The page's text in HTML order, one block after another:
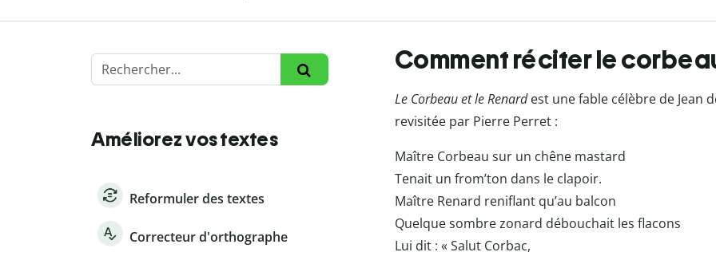
Améliorez vos textes
Reformuler des textes
Correcteur d'orthographe
Comment réciter le
Le Corbeau et le Renardest une fable célèbre de Jean
revisitée par Pierre Perret :
Maître Corbeau sur un chêne mastard
Tenait un from’ton dans le clapoir.
Maître Renard reniflant qu’au balcon
Quelque sombre zonard débouchait les flacons
Lui dit : « Salut Corbac,